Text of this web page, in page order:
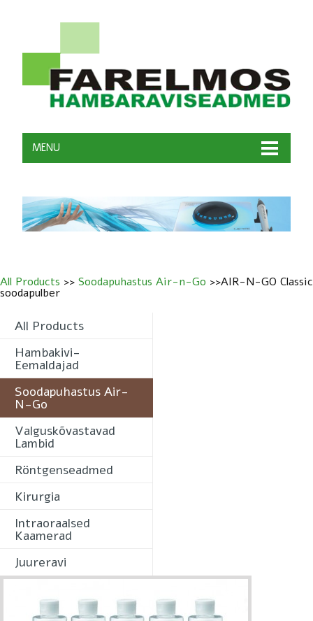
MENU
All Products >> Soodapuhastus Air-n-Go >>AIR-N-GO Classic
soodapulber
All Products
Hambakivi-
Eemaldajad
Soodapuhastus Air-
N-Go
Valguskõvastavad
Lambid
Röntgenseadmed
Kirurgia
Intraoraalsed
Kaamerad
Juureravi